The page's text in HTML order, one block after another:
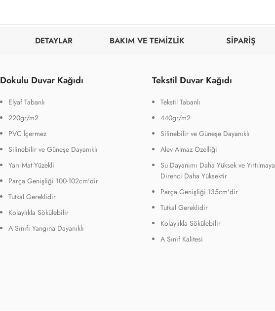
DETAYLAR BAKIM VE TEMİZLİK SİPARİŞ
Dokulu Duvar Kağıdı
Elyaf Tabanlı
220gr/m2
PVC İçermez
Silinebilir ve Güneşe Dayanıklı
Yarı Mat Yüzekli
Parça Genişliği 100-102cm'dir
Tutkal Gereklidir
Kolaylıkla Sökülebilir
A Sınıfı Yangına Dayanıklı
Tekstil Duvar Kağıdı
Tekstil Tabanlı
440gr/m2
Silinebilir ve Güneşe Dayanıklı
Alev Almaz Özelliği
Su Dayanımı Daha Yüksek ve Yırtılmaya
Direnci Daha Yüksektir
Parça Genişliği 135cm'dir
Tutkal Gereklidir
Kolaylıkla Sökülebilir
A Sınıf Kalitesi